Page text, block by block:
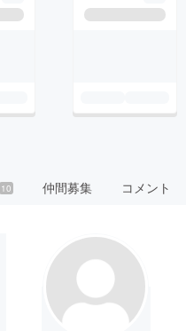
10 仲間募集 コメント